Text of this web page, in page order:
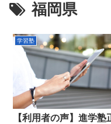
福岡県
学習塾
【利用者の声】進学塾